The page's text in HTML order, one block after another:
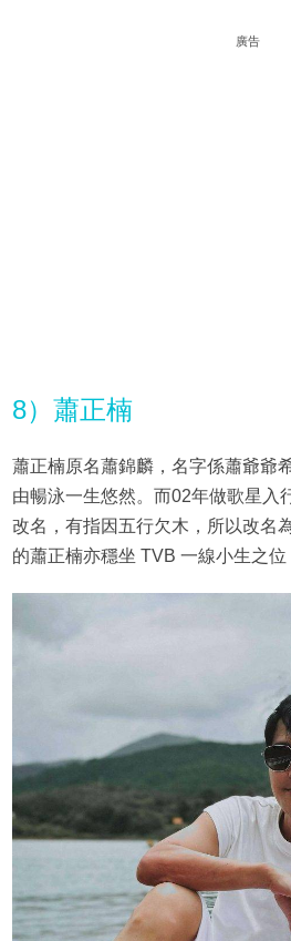
廣告
8）蕭正楠
蕭正楠原名蕭錦麟，名字係蕭爺爺
由暢泳一生悠然。而02年做歌星入
改名，有指因五行欠木，所以改名
的蕭正楠亦穩坐 TVB 一線小生之位